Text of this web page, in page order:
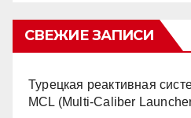
СВЕЖИЕ ЗАПИСИ
Турецкая реактивная
MCL (Multi-Caliber